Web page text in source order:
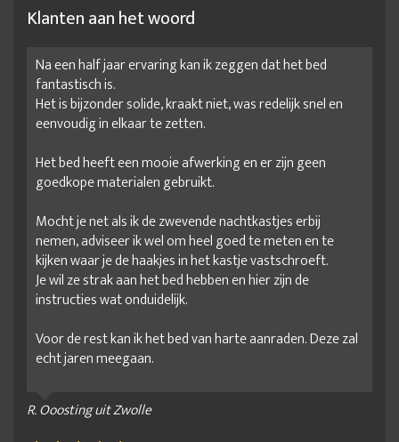
Klanten aan het woord
Na een half jaar ervaring kan ik zeggen dat het bed
fantastisch is.
Het is bijzonder solide, kraakt niet, was redelijk snel en
eenvoudig in elkaar te zetten.
Het bed heeft een mooie afwerking en er zijn geen
goedkope materialen gebruikt.
Mocht je net als ik de zwevende nachtkastjes erbij
nemen, adviseer ik wel om heel goed te meten en te
kijken waar je de haakjes in het kastje vastschroeft.
Je wil ze strak aan het bed hebben en hier zijn de
instructies wat onduidelijk.
Voor de rest kan ik het bed van harte aanraden. Deze zal
echt jaren meegaan.
R. Ooosting uit Zwolle